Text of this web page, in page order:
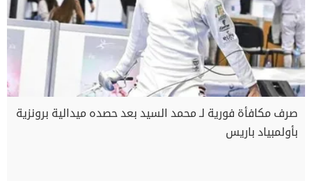
صرف مكافأة فورية لـ محمد السيد بعد حصده ميدالية برونزية
بأولمبياد باريس